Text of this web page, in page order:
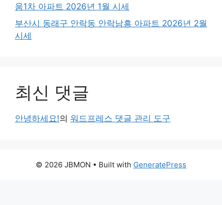
움1차 아파트 2026년 1월 시세
부산시 동래구 안락동 안락남흥 아파트 2026년 2월
시세
최신 댓글
안녕하세요!의 워드프레스 댓글 관리 도구
© 2026 JBMON • Built with GeneratePress